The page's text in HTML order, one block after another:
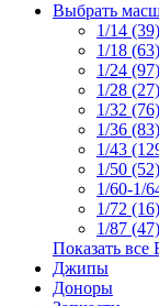
Выбрать
1/14 (39)
1/18 (63)
1/24 (97)
1/28 (27)
1/32 (76)
1/36 (83)
1/43
1/50 (52)
1/60-1/
1/72 (16)
1/87 (47)
Показать
Джипы
Доноры